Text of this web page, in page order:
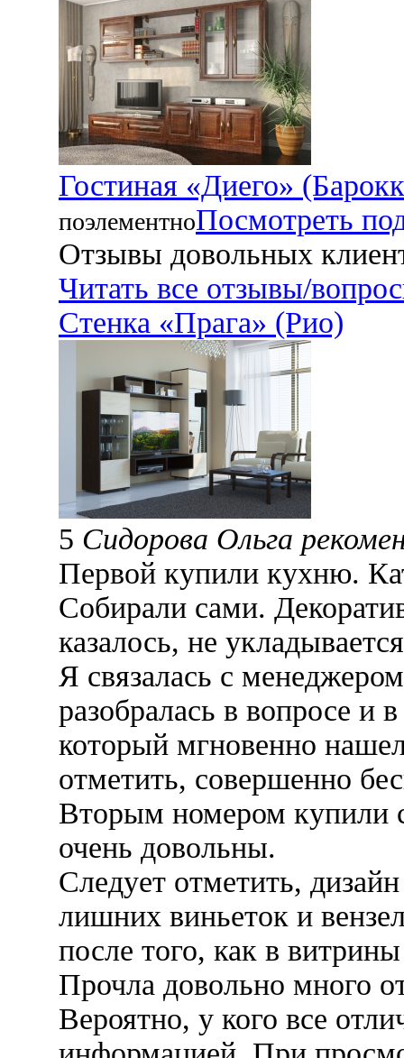
Гостиная «Диего»
поэлементноПосмотреть
Отзывы довольных
Читать все отзывы/
Стенка «Прага» (Рио)
5 Сидорова Ольга
Первой купили кухню.
Собирали сами.
казалось, не
Я связалась с
разобралась в вопросе и
который мгновенно
отметить, совершенно
Вторым номером купили
очень довольны.
Следует отметить,
лишних виньеток и
после того, как в
Прочла довольно много
Вероятно, у кого все